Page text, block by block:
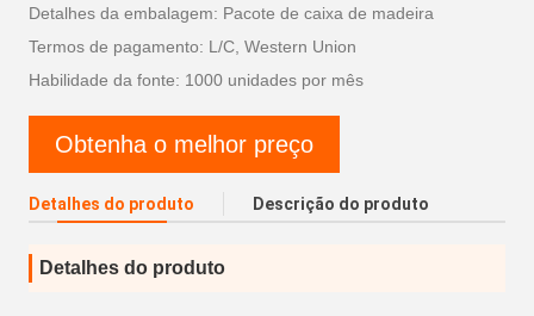
Detalhes da embalagem: Pacote de caixa de madeira
Termos de pagamento: L/C, Western Union
Habilidade da fonte: 1000 unidades por mês
Obtenha o melhor preço
Detalhes do produto Descrição do produto
Detalhes do produto